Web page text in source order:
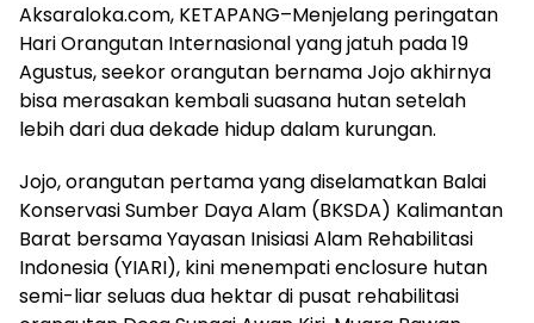
Aksaraloka.com, KETAPANG–Menjelang peringatan
Hari Orangutan Internasional yang jatuh pada 19
Agustus, seekor orangutan bernama Jojo akhirnya
bisa merasakan kembali suasana hutan setelah
lebih dari dua dekade hidup dalam kurungan.
Jojo, orangutan pertama yang diselamatkan Balai
Konservasi Sumber Daya Alam (BKSDA) Kalimantan
Barat bersama Yayasan Inisiasi Alam Rehabilitasi
Indonesia (YIARI), kini menempati enclosure hutan
semi-liar seluas dua hektar di pusat rehabilitasi